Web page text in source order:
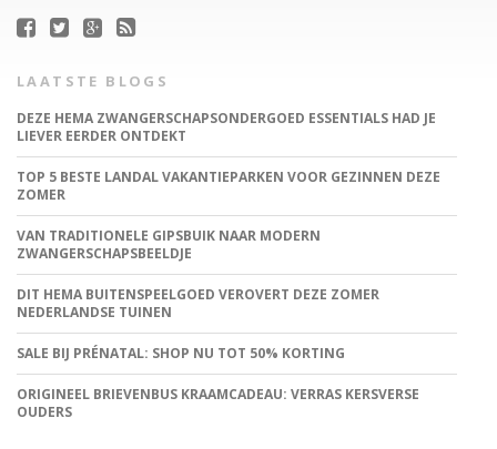
LAATSTE BLOGS
DEZE HEMA ZWANGERSCHAPSONDERGOED ESSENTIALS HAD JE
LIEVER EERDER ONTDEKT
TOP 5 BESTE LANDAL VAKANTIEPARKEN VOOR GEZINNEN DEZE
ZOMER
VAN TRADITIONELE GIPSBUIK NAAR MODERN
ZWANGERSCHAPSBEELDJE
DIT HEMA BUITENSPEELGOED VEROVERT DEZE ZOMER
NEDERLANDSE TUINEN
SALE BIJ PRÉNATAL: SHOP NU TOT 50% KORTING
ORIGINEEL BRIEVENBUS KRAAMCADEAU: VERRAS KERSVERSE
OUDERS